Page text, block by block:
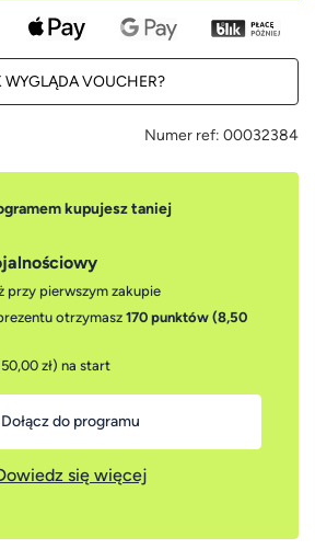
WYGLĄDA VOUCHER?
Numer ref: 00032384
kupujesz taniej
przy pierwszym zakupie
otrzymasz 170 punktów (8,50
zł) na start
Dołącz do programu
się więcej